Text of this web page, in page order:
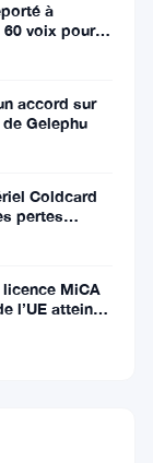
à
voix pour le
accord sur
Gelephu
Coldcard
pertes
MiCA
l’UE atteint